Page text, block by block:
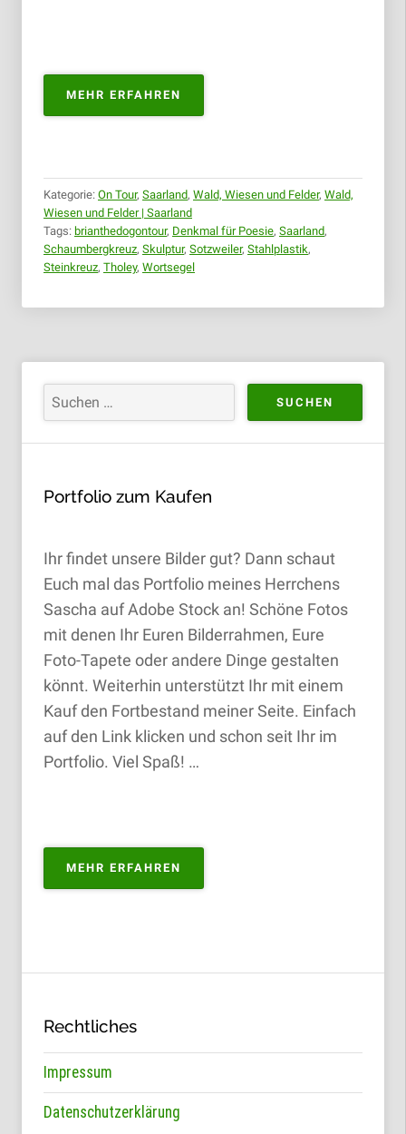
MEHR ERFAHREN
SOTZWEILER
Kategorie: On Tour, Saarland, Wald, Wiesen und Felder, Wald,
Wiesen und Felder | Saarland
Tags: brianthedogontour, Denkmal für Poesie, Saarland,
Schaumbergkreuz, Skulptur, Sotzweiler, Stahlplastik,
Steinkreuz, Tholey, Wortsegel
Portfolio zum Kaufen
Ihr findet unsere Bilder gut? Dann schaut
Euch mal das Portfolio meines Herrchens
Sascha auf Adobe Stock an! Schöne Fotos
mit denen Ihr Euren Bilderrahmen, Eure
Foto-Tapete oder andere Dinge gestalten
könnt. Weiterhin unterstützt Ihr mit einem
Kauf den Fortbestand meiner Seite. Einfach
auf den Link klicken und schon seit Ihr im
Portfolio. Viel Spaß! …
MEHR ERFAHREN
ZUM
Rechtliches
Impressum
Datenschutzerklärung